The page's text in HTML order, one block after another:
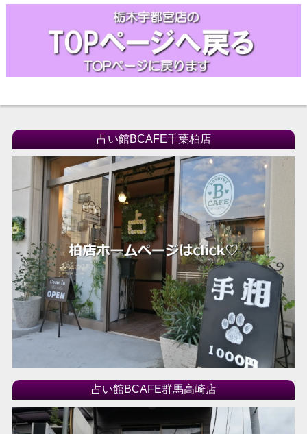
占い館BCAFE千葉柏店
占い館BCAFE群馬高崎店